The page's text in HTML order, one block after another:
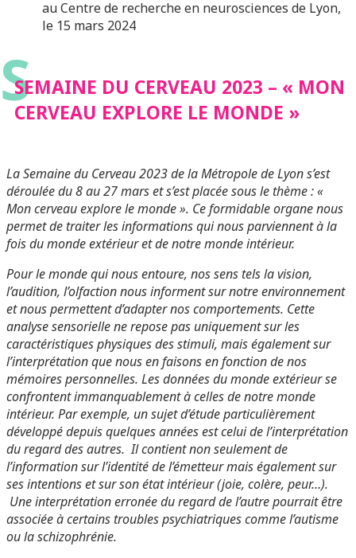
au Centre de recherche en neurosciences de Lyon,
le 15 mars 2024
S
SEMAINE DU CERVEAU 2023 – « MON
CERVEAU EXPLORE LE MONDE »
La Semaine du Cerveau 2023 de la Métropole de Lyon s’est
déroulée du 8 au 27 mars et s’est placée sous le thème : «
Mon cerveau explore le monde ». Ce formidable organe nous
permet de traiter les informations qui nous parviennent à la
fois du monde extérieur et de notre monde intérieur.
Pour le monde qui nous entoure, nos sens tels la vision,
l’audition, l’olfaction nous informent sur notre environnement
et nous permettent d’adapter nos comportements. Cette
analyse sensorielle ne repose pas uniquement sur les
caractéristiques physiques des stimuli, mais également sur
l’interprétation que nous en faisons en fonction de nos
mémoires personnelles. Les données du monde extérieur se
confrontent immanquablement à celles de notre monde
intérieur. Par exemple, un sujet d’étude particulièrement
développé depuis quelques années est celui de l’interprétation
du regard des autres. Il contient non seulement de
l’information sur l’identité de l’émetteur mais également sur
ses intentions et sur son état intérieur (joie, colère, peur…).
Une interprétation erronée du regard de l’autre pourrait être
associée à certains troubles psychiatriques comme l’autisme
ou la schizophrénie.